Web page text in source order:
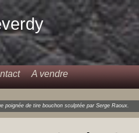
A vendre
poignée de tire bouchon sculptée par Serge Raoux.